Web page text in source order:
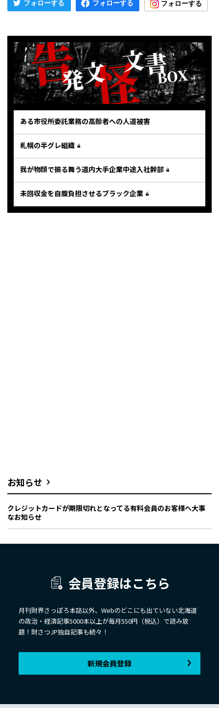
ある市役所委託業務の高齢者への人道被害
札幌の半グレ組織
我が物顔で振る舞う道内大手企業中途入社幹部
未回収金を自腹負担させるブラック企業
お知らせ
クレジットカードが期限切れとなってる有料会員のお客様へ大事
なお知らせ
会員登録はこちら
月刊財界さっぽろ本誌以外、Webのどこにも出ていない北海道
の政治・経済記事5000本以上が毎月550円（税込）で読み放
題！財さつJP独自記事も続々！
新規会員登録